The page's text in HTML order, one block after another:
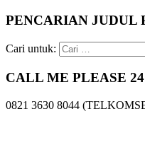
PENCARIAN JUDUL
Cari untuk:
CALL ME PLEASE
0821 3630 8044